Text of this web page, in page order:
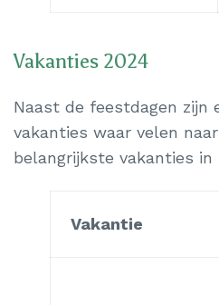
Vakanties 2024
Naast de feestdagen zijn
vakanties waar velen
belangrijkste vakanties in
Vakantie